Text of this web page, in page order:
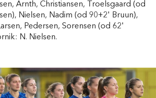
Arnth, Christiansen, Troelsgaard (od
Nielsen, Nadim (od 90+2' Bruun),
Pedersen, Sorensen (od 62'
N. Nielsen.